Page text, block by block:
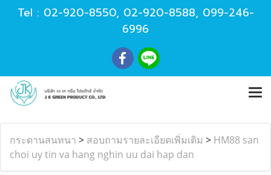
Tel : 02-920-8550, 02-920-8588, 099-246-
6996
กระดานสนทนา > สอบถามรายละเอียดเพิ่มเติม > HM88 san
choi uy tin va hang nghin uu dai hap dan